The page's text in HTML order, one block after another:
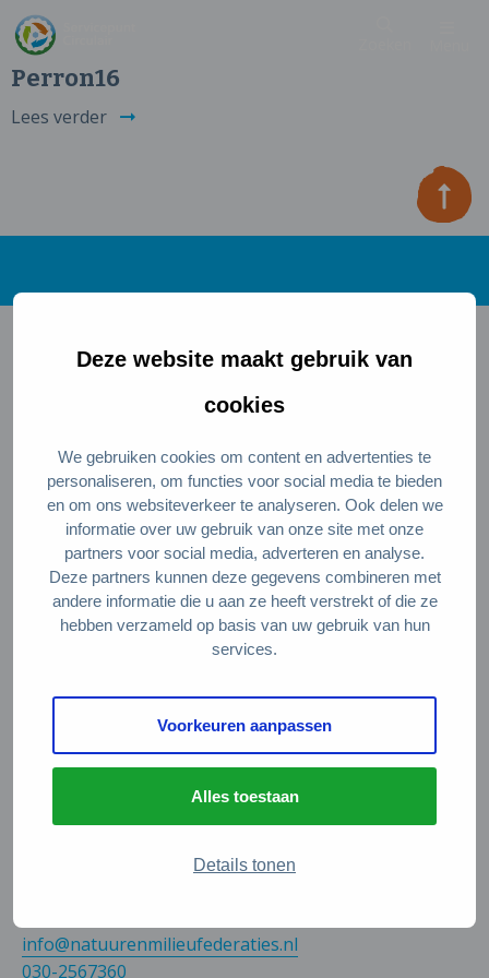
Deze website maakt gebruik van
cookies
We gebruiken cookies om content en advertenties te
personaliseren, om functies voor social media te bieden
en om ons websiteverkeer te analyseren. Ook delen we
informatie over uw gebruik van onze site met onze
partners voor social media, adverteren en analyse.
Deze partners kunnen deze gegevens combineren met
andere informatie die u aan ze heeft verstrekt of die ze
hebben verzameld op basis van uw gebruik van hun
services.
Voorkeuren aanpassen
Alles toestaan
Details tonen
Perron16
Lees verder
Direct naar
Wat is een circulaire samenleving
Meedoen als inwoner
Meedoen als ondernemer
Circulaire producten en diensten
Wie zijn wij?
Over ons
Servicepunt Team
Veelgestelde vragen
Arthur van Schendelstraat 600
info@natuurenmilieufederaties.nl
030-2567360